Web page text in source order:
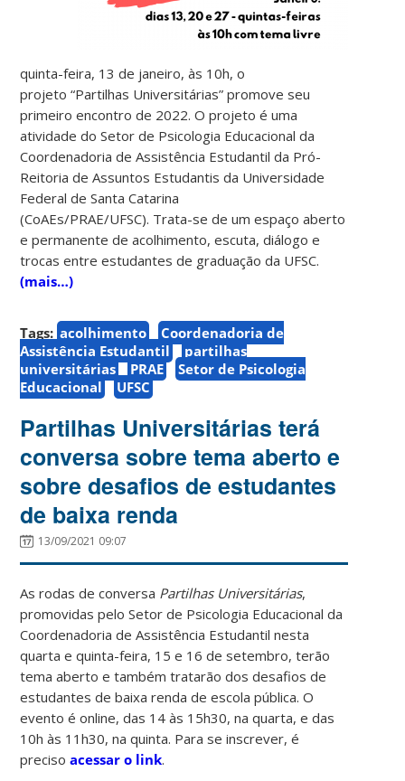
quinta-feira, 13 de janeiro, às 10h, o
projeto “Partilhas Universitárias” promove seu
primeiro encontro de 2022. O projeto é uma
atividade do Setor de Psicologia Educacional da
Coordenadoria de Assistência Estudantil da Pró-
Reitoria de Assuntos Estudantis da Universidade
Federal de Santa Catarina
(CoAEs/PRAE/UFSC). Trata-se de um espaço aberto
e permanente de acolhimento, escuta, diálogo e
trocas entre estudantes de graduação da UFSC.
(mais…)
Tags: acolhimento
Coordenadoria de
Assistência Estudantil
partilhas
universitárias
PRAE
Setor de Psicologia
Educacional
UFSC
Partilhas Universitárias terá
conversa sobre tema aberto e
sobre desafios de estudantes
de baixa renda
13/09/2021 09:07
As rodas de conversa Partilhas Universitárias,
promovidas pelo Setor de Psicologia Educacional da
Coordenadoria de Assistência Estudantil nesta
quarta e quinta-feira, 15 e 16 de setembro, terão
tema aberto e também tratarão dos desafios de
estudantes de baixa renda de escola pública. O
evento é online, das 14 às 15h30, na quarta, e das
10h às 11h30, na quinta. Para se inscrever, é
preciso acessar o link.